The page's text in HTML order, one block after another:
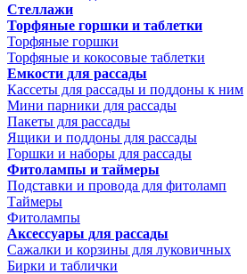
Стеллажи
Торфяные горшки и таблетки
Торфяные горшки
Торфяные и кокосовые таблетки
Емкости для рассады
Кассеты для рассады и поддоны к ним
Мини парники для рассады
Пакеты для рассады
Ящики и поддоны для рассады
Горшки и наборы для рассады
Фитолампы и таймеры
Подставки и провода для фитоламп
Таймеры
Фитолампы
Аксессуары для рассады
Сажалки и корзины для луковичных
Бирки и таблички